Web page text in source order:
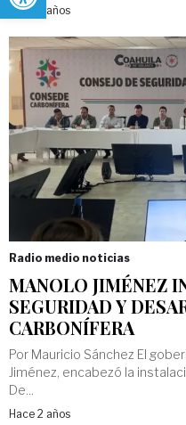
Hace 2 años
Radio medio noticias
MANOLO JIMÉNEZ
SEGURIDAD Y
CARBONÍFERA
Por Mauricio Sánchez El
Jiménez, encabezó la
De...
Hace 2 años